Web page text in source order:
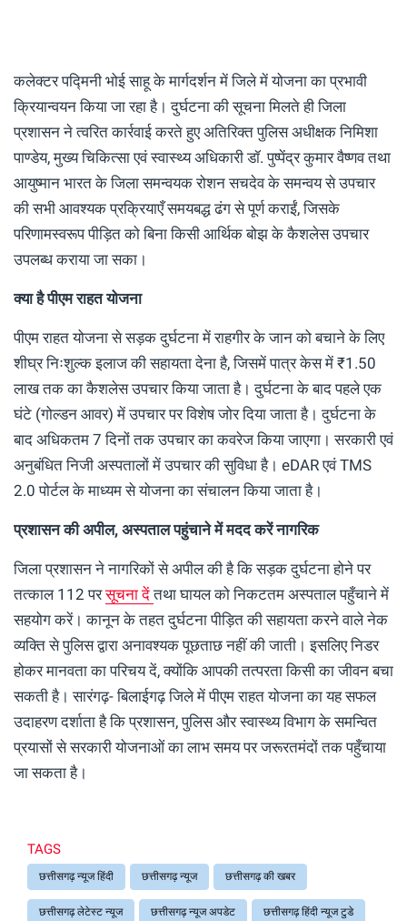
कलेक्टर पद्मिनी भोई साहू के मार्गदर्शन में जिले में योजना का प्रभावी
क्रियान्वयन किया जा रहा है। दुर्घटना की सूचना मिलते ही जिला
प्रशासन ने त्वरित कार्रवाई करते हुए अतिरिक्त पुलिस अधीक्षक निमिशा
पाण्डेय, मुख्य चिकित्सा एवं स्वास्थ्य अधिकारी डॉ. पुष्पेंद्र कुमार वैष्णव तथा
आयुष्मान भारत के जिला समन्वयक रोशन सचदेव के समन्वय से उपचार
की सभी आवश्यक प्रक्रियाएँ समयबद्ध ढंग से पूर्ण कराईं, जिसके
परिणामस्वरूप पीड़ित को बिना किसी आर्थिक बोझ के कैशलेस उपचार
उपलब्ध कराया जा सका।
क्या है पीएम राहत योजना
पीएम राहत योजना से सड़क दुर्घटना में राहगीर के जान को बचाने के लिए
शीघ्र निःशुल्क इलाज की सहायता देना है, जिसमें पात्र केस में ₹1.50
लाख तक का कैशलेस उपचार किया जाता है। दुर्घटना के बाद पहले एक
घंटे (गोल्डन आवर) में उपचार पर विशेष जोर दिया जाता है। दुर्घटना के
बाद अधिकतम 7 दिनों तक उपचार का कवरेज किया जाएगा। सरकारी एवं
अनुबंधित निजी अस्पतालों में उपचार की सुविधा है। eDAR एवं TMS
2.0 पोर्टल के माध्यम से योजना का संचालन किया जाता है।
प्रशासन की अपील, अस्पताल पहुंचाने में मदद करें नागरिक
जिला प्रशासन ने नागरिकों से अपील की है कि सड़क दुर्घटना होने पर
तत्काल 112 परसूचना देंतथा घायल को निकटतम अस्पताल पहुँचाने में
सहयोग करें। कानून के तहत दुर्घटना पीड़ित की सहायता करने वाले नेक
व्यक्ति से पुलिस द्वारा अनावश्यक पूछताछ नहीं की जाती। इसलिए निडर
होकर मानवता का परिचय दें, क्योंकि आपकी तत्परता किसी का जीवन बचा
सकती है। सारंगढ़- बिलाईगढ़ जिले में पीएम राहत योजना का यह सफल
उदाहरण दर्शाता है कि प्रशासन, पुलिस और स्वास्थ्य विभाग के समन्वित
प्रयासों से सरकारी योजनाओं का लाभ समय पर जरूरतमंदों तक पहुँचाया
जा सकता है।
TAGS
छत्तीसगढ़ न्यूज हिंदी छत्तीसगढ़ न्यूज छत्तीसगढ़ की खबर
छत्तीसगढ़ लेटेस्ट न्यूज छत्तीसगढ़ न्यूज अपडेट छत्तीसगढ़ हिंदी न्यूज टुडे